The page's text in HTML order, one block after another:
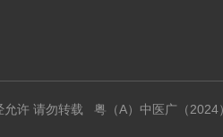
允许 请勿转载 粤（A）中医广（2024